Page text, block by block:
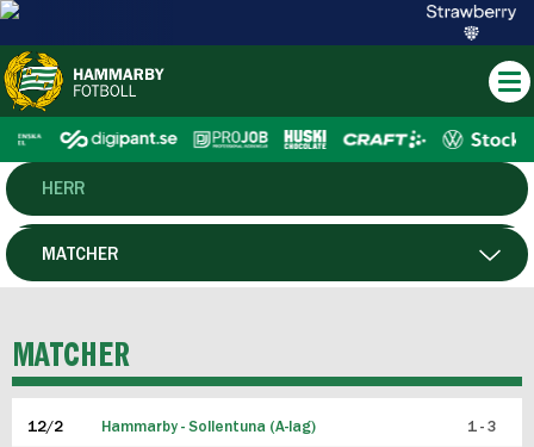
HERR
DAM
P19
F19
MATCHER
MATCHER
12/2 Hammarby - Sollentuna (A-lag) 1 - 3